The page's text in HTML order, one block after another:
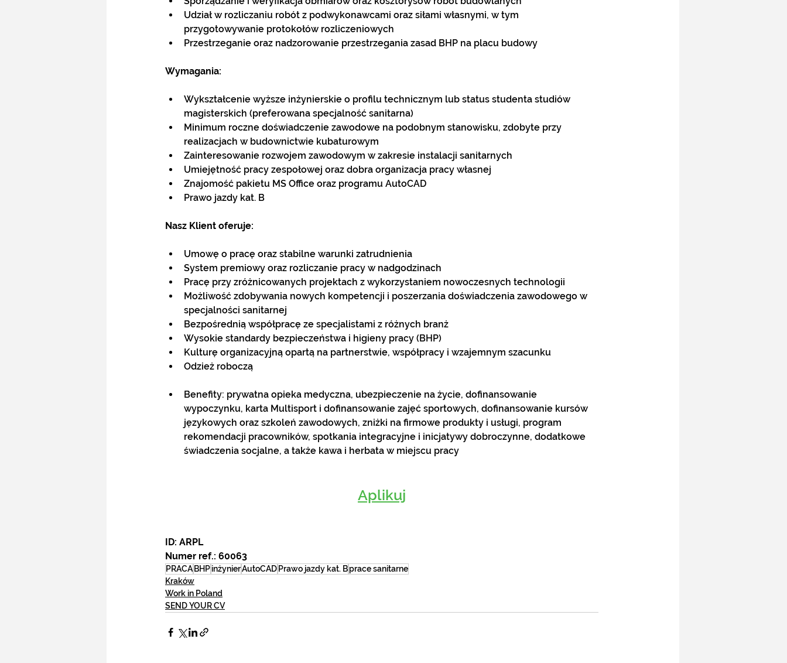
Udział w rozliczaniu robót z podwykonawcami oraz siłami własnymi, w tym
przygotowywanie protokołów rozliczeniowych
Przestrzeganie oraz nadzorowanie przestrzegania zasad BHP na placu budowy
Wymagania:
Wykształcenie wyższe inżynierskie o profilu technicznym lub status studenta studiów
magisterskich (preferowana specjalność sanitarna)
Minimum roczne doświadczenie zawodowe na podobnym stanowisku, zdobyte przy
realizacjach w budownictwie kubaturowym
Zainteresowanie rozwojem zawodowym w zakresie instalacji sanitarnych
Umiejętność pracy zespołowej oraz dobra organizacja pracy własnej
Znajomość pakietu MS Office oraz programu AutoCAD
Prawo jazdy kat. B
Nasz Klient oferuje:
Umowę o pracę oraz stabilne warunki zatrudnienia
System premiowy oraz rozliczanie pracy w nadgodzinach
Pracę przy zróżnicowanych projektach z wykorzystaniem nowoczesnych technologii
Możliwość zdobywania nowych kompetencji i poszerzania doświadczenia zawodowego w
specjalności sanitarnej
Bezpośrednią współpracę ze specjalistami z różnych branż
Wysokie standardy bezpieczeństwa i higieny pracy (BHP)
Kulturę organizacyjną opartą na partnerstwie, współpracy i wzajemnym szacunku
Odzież roboczą
Benefity: prywatna opieka medyczna, ubezpieczenie na życie, dofinansowanie
wypoczynku, karta Multisport i dofinansowanie zajęć sportowych, dofinansowanie kursów
językowych oraz szkoleń zawodowych, zniżki na firmowe produkty i usługi, program
rekomendacji pracowników, spotkania integracyjne i inicjatywy dobroczynne, dodatkowe
świadczenia socjalne, a także kawa i herbata w miejscu pracy
Aplikuj
ID: ARPL
Numer ref.: 60063
PRACA BHPinżynierAutoCAD Prawo jazdy kat. Bprace sanitarne
Kraków
Work in Poland
SEND YOUR CV